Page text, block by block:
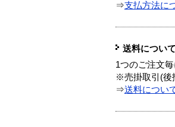
⇒支払方法に
送料について
1つのご注文毎
※売掛取引(後
⇒送料につい